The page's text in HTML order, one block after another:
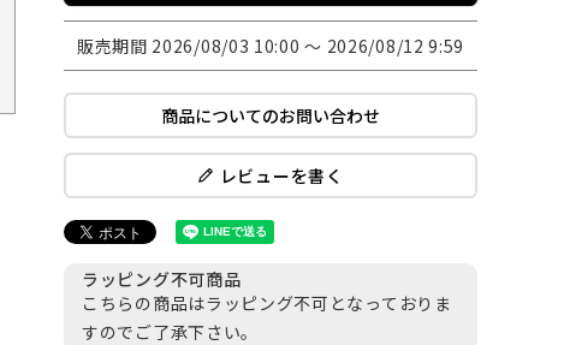
販売期間 2026/08/03 10:00〜 2026/08/12 9:59
商品についてのお問い合わせ
レビューを書く
ラッピング不可商品
こちらの商品はラッピング不可となっておりま
すのでご了承下さい。